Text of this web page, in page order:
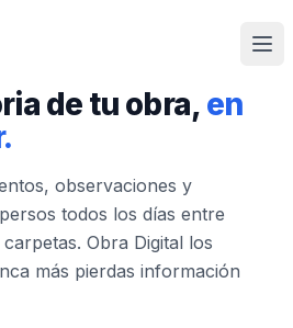
de tu obra, en
observaciones y
todos los días entre
Obra Digital los
más pierdas información